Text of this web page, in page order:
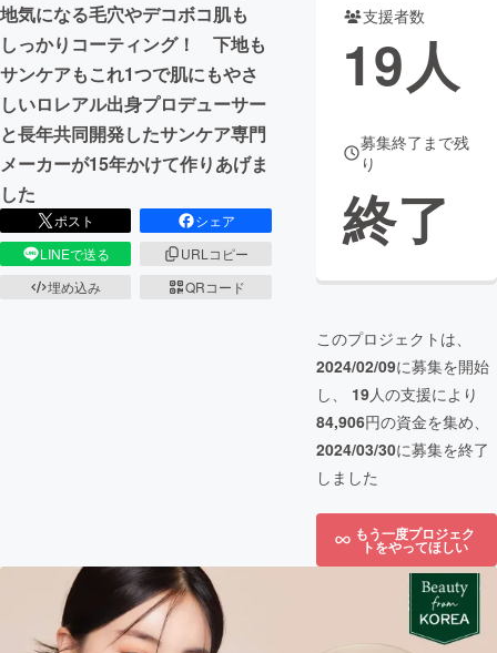
CAMPFIREふるさと納税
コミュニティ
地気になる毛穴やデコボコ肌も
しっかりコーティング！ 下地も
サンケアもこれ1つで肌にもやさ
しいロレアル出身プロデューサー
と長年共同開発したサンケア専門
メーカーが15年かけて作りあげま
した
ポスト
シェア
LINEで送る
URLコピー
埋め込み
QRコード
支援者数
19人
募集終了まで残
り
終了
このプロジェクトは、
2024/02/09に募集を開始
し、 19人の支援により
84,906円の資金を集め、
2024/03/30に募集を終了
しました
もう一度プロジェク
トをやってほしい